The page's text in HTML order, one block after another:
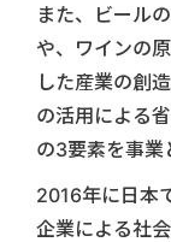
また、ビール
や、ワインの
した産業の創
の活用による
の3要素を事業
2016年に日本
企業による社